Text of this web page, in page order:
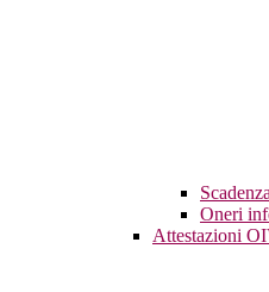
Oneri
Attestazioni